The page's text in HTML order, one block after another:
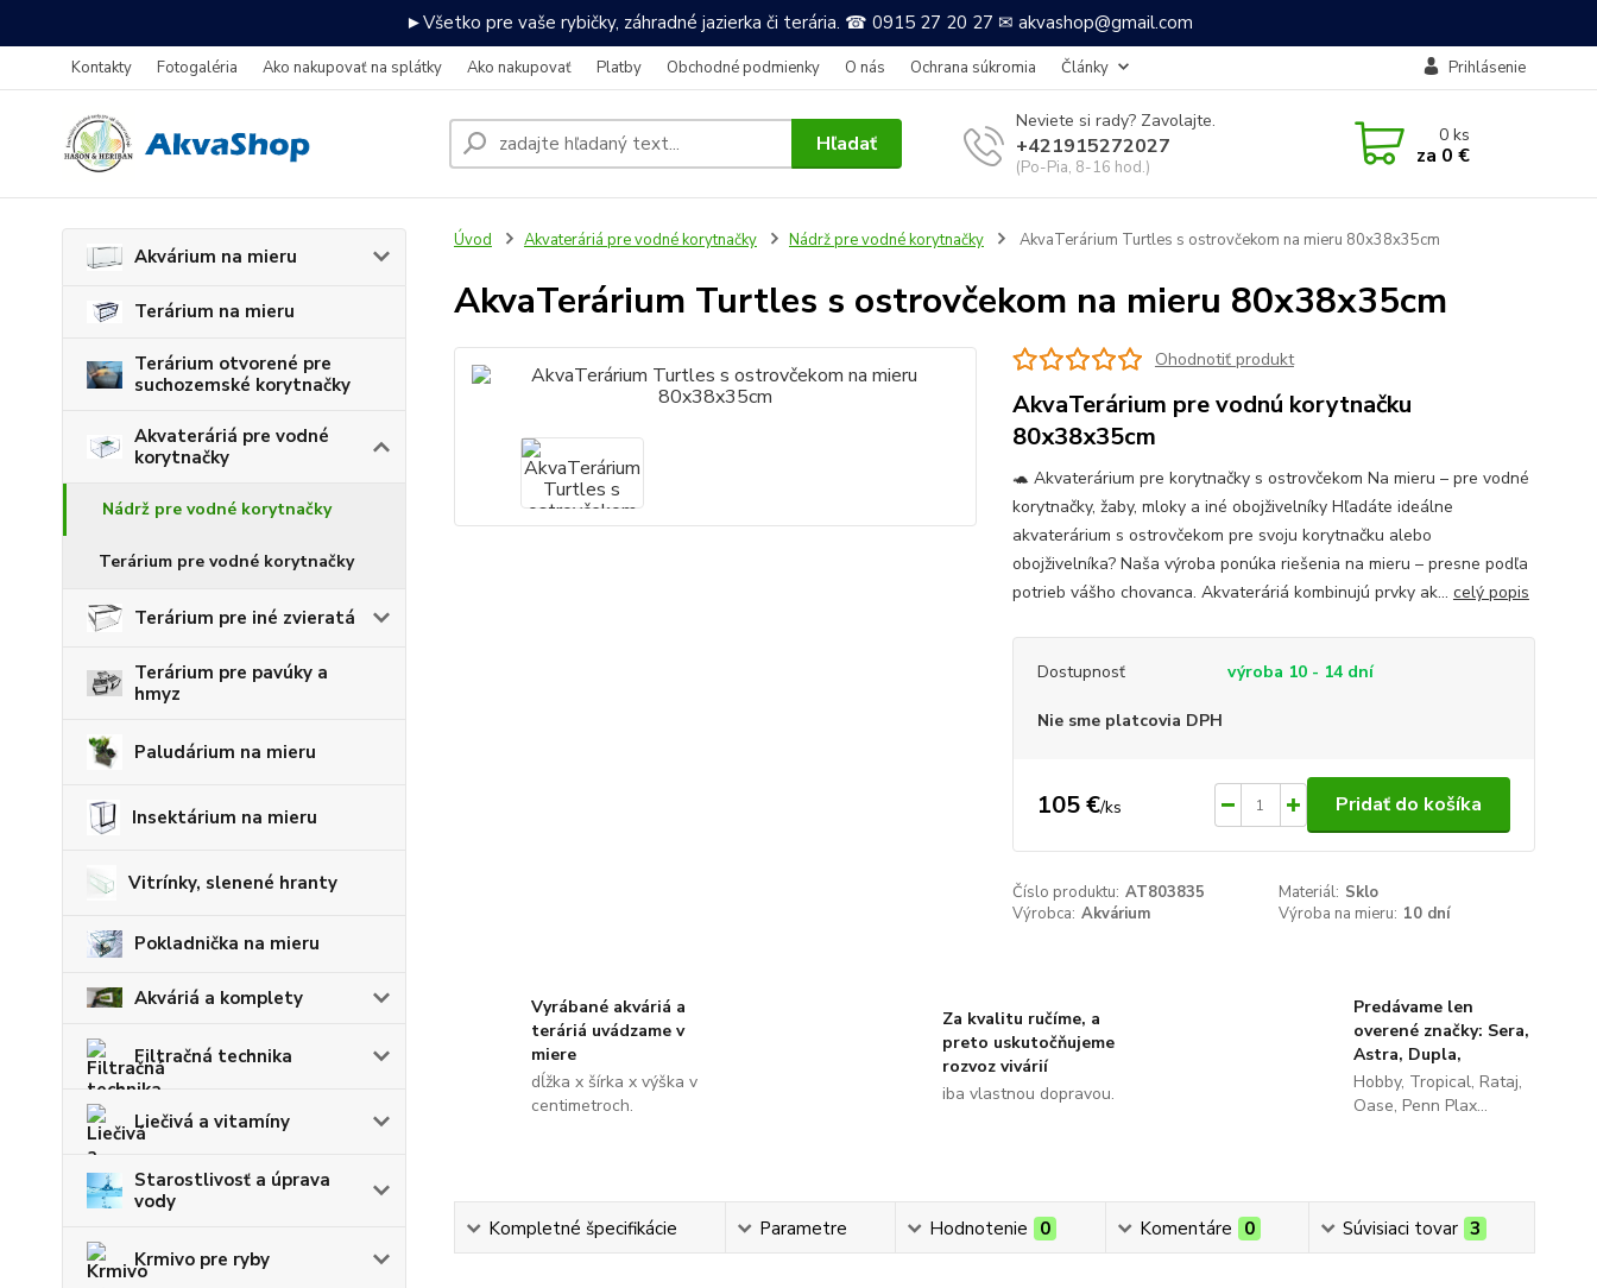
►Všetko pre vaše rybičky, záhradné jazierka či terária. ☎ 0915 27 20 27 ✉ akvashop@gmail.com
Kontakty Fotogaléria Ako nakupovať na splátky Ako nakupovať Platby Obchodné podmienky O nás Ochrana súkromia Články Prihlásenie
Hľadať
Neviete si rady? Zavolajte.
+421915272027
(Po-Pia, 8-16 hod.)
0ks
za 0 €
Akvárium na mieru
Terárium na mieru
Terárium otvorené pre
suchozemské korytnačky
Akvateráriá pre vodné
korytnačky
Nádrž pre vodné korytnačky
Terárium pre vodné korytnačky
Terárium pre iné zvieratá
Terárium pre pavúky a
hmyz
Paludárium na mieru
Insektárium na mieru
Vitrínky, slenené hranty
Pokladnička na mieru
Akváriá a komplety
Filtračná technika
Liečivá a vitamíny
Starostlivosť a úprava
vody
Krmivo pre ryby
Úvod Akvateráriá pre vodné korytnačky Nádrž pre vodné korytnačky AkvaTerárium Turtles s ostrovčekom na mieru 80x38x35cm
AkvaTerárium Turtles s ostrovčekom na mieru 80x38x35cm
Ohodnotiť produkt
AkvaTerárium pre vodnú korytnačku
80x38x35cm
🐢 Akvaterárium pre korytnačky s ostrovčekom Na mieru – pre vodné
korytnačky, žaby, mloky a iné obojživelníky Hľadáte ideálne
akvaterárium s ostrovčekom pre svoju korytnačku alebo
obojživelníka? Naša výroba ponúka riešenia na mieru – presne podľa
potrieb vášho chovanca. Akvateráriá kombinujú prvky ak... celý popis
Dostupnosť výroba 10 - 14 dní
Nie sme platcovia DPH
105 €/ks Pridať do košíka
Číslo produktu: AT803835 Materiál: Sklo
Výrobca: Akvárium Výroba na mieru: 10 dní
Vyrábané akváriá a
teráriá uvádzame v
miere
dĺžka x šírka x výška v
centimetroch.
Za kvalitu ručíme, a
preto uskutočňujeme
rozvoz vivárií
iba vlastnou dopravou.
Predávame len
overené značky: Sera,
Astra, Dupla,
Hobby, Tropical, Rataj,
Oase, Penn Plax...
Kompletné špecifikácie Parametre Hodnotenie 0 Komentáre 0 Súvisiaci tovar 3